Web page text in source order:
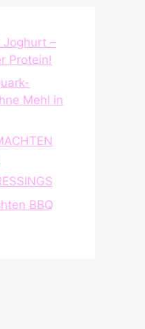
Joghurt –
Protein!
Mehl in
BBQ